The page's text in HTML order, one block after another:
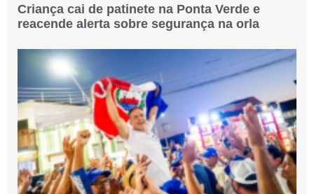
Criança cai de patinete na Ponta Verde e
reacende alerta sobre segurança na orla